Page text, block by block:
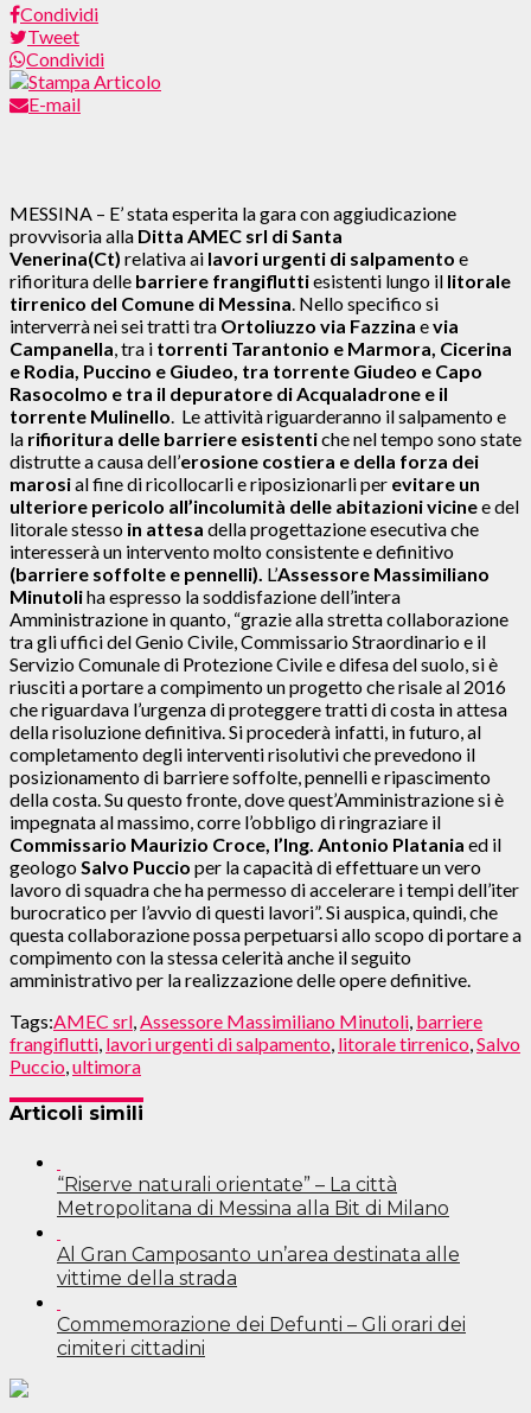
Condividi
Tweet
Condividi
E-mail
MESSINA – E’ stata esperita la gara con aggiudicazione
provvisoria alla Ditta AMEC srl di Santa
Venerina(Ct) relativa ai lavori urgenti di salpamento e
rifioritura delle barriere frangifluttiesistenti lungo il litorale
tirrenico del Comune di Messina . Nello specifico si
interverrà nei sei tratti tra Ortoliuzzo via Fazzina evia
Campanella , tra i torrenti Tarantonio e Marmora, Cicerina
e Rodia, Puccino e Giudeo, tra torrente Giudeo e Capo
Rasocolmo e tra il depuratore di Acqualadrone e il
torrente Mulinello . Le attività riguarderanno il salpamento e
la rifioritura delle barriere esistentiche nel tempo sono state
distrutte a causa dell’erosione costiera e della forza dei
marosial fine di ricollocarli e riposizionarli per evitare un
ulteriore pericolo all’incolumità delle abitazioni vicinee del
litorale stesso in attesa della progettazione esecutiva che
interesserà un intervento molto consistente e definitivo
(barriere soffolte e pennelli). L’Assessore Massimiliano
Minutoliha espresso la soddisfazione dell’intera
Amministrazione in quanto, “grazie alla stretta collaborazione
tra gli uffici del Genio Civile, Commissario Straordinario e il
Servizio Comunale di Protezione Civile e difesa del suolo, si è
riusciti a portare a compimento un progetto che risale al 2016
che riguardava l’urgenza di proteggere tratti di costa in attesa
della risoluzione definitiva. Si procederà infatti, in futuro, al
completamento degli interventi risolutivi che prevedono il
posizionamento di barriere soffolte, pennelli e ripascimento
della costa. Su questo fronte, dove quest’Amministrazione si è
impegnata al massimo, corre l’obbligo di ringraziare il
Commissario Maurizio Croce, l’Ing. Antonio Platania ed il
geologo Salvo Puccio per la capacità di effettuare un vero
lavoro di squadra che ha permesso di accelerare i tempi dell’iter
burocratico per l’avvio di questi lavori”. Si auspica, quindi, che
questa collaborazione possa perpetuarsi allo scopo di portare a
compimento con la stessa celerità anche il seguito
amministrativo per la realizzazione delle opere definitive.
Tags:AMEC srl Assessore Massimiliano Minutoli barriere
frangiflutti lavori urgenti di salpamento litorale tirrenico Salvo
Puccio ultimora
Articoli simili
“Riserve naturali orientate” – La città
Metropolitana di Messina alla Bit di Milano
Al Gran Camposanto un’area destinata alle
vittime della strada
Commemorazione dei Defunti – Gli orari dei
cimiteri cittadini